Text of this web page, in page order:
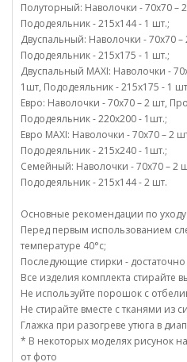
Полуторный: Наволочки - 70х70 –
Пододеяльник - 215х144 - 1 шт.;
Двуспальный: Наволочки - 70х70
Пододеяльник - 215х175 - 1 шт.;
Двуспальный MAXI: Наволочки -
1шт, Пододеяльник - 215х175 - 1
Евро: Наволочки - 70х70 – 2 шт,
Пододеяльник - 220х200 - 1шт.;
Евро MAXI: Наволочки - 70х70 – 2
Пододеяльник - 215х240 - 1шт.;
Семейный: Наволочки - 70х70 – 2
Пододеяльник - 215х144 - 2 шт.
Основные рекомендации по
Перед первым использованием
температуре 40°c;
Последующие стирки - достаточно
Все изделия комплекта стирайте
Не используйте порошок с
Не стирайте вместе с тканями из
Глажка при разогреве утюга в
* В некоторых моделях рисунок
от фото